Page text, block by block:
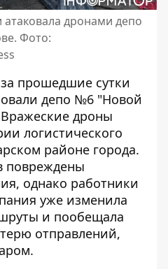
атаковала дронами депо
Фото:
прошедшие сутки
депо №6 "Новой
дроны
логистического
районе города.
повреждены
однако работники
уже изменила
и пообещала
отправлений,